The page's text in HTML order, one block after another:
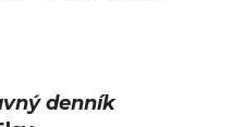
denník